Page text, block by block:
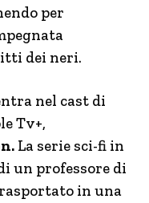
per
dei neri.
nel cast di
Tv+,
La serie sci-fi in
un professore di
in una